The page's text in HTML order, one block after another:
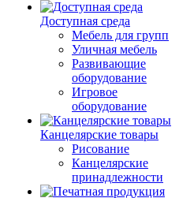
Доступная среда
Мебель для групп
Уличная мебель
Развивающие
оборудование
Игровое
оборудование
Канцелярские товары
Рисование
Канцелярские
принадлежности